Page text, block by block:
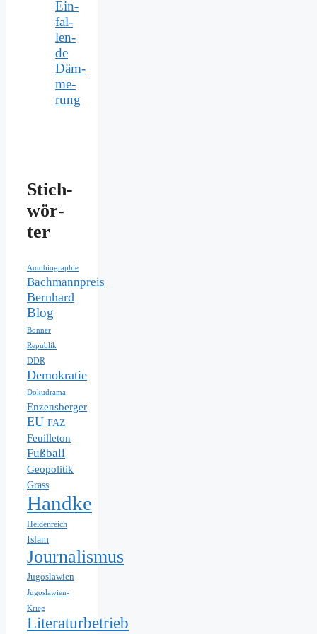
Ein­
fal­
len­
de
Däm­
me­
rung
Stich­
wör­
ter
Autobiographie
Bachmannpreis
Bernhard
Blog
Bonner
Republik
DDR
Demokratie
Dokudrama
Enzensberger
EU FAZ
Feuilleton
Fußball
Geopolitik
Grass
Handke
Heidenreich
Islam
Journalismus
Jugoslawien
Jugoslawien-
Krieg
Literaturbetrieb